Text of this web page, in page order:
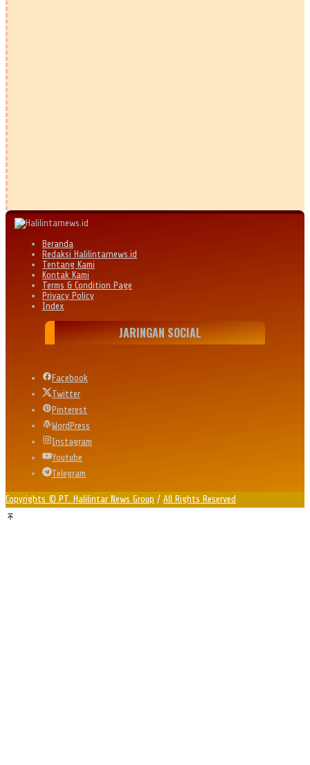
Beranda
Redaksi Halilintarnews.id
Tentang Kami
Kontak Kami
Terms & Condition Page
Privacy Policy
Index
JARINGAN SOCIAL
Facebook
Twitter
Pinterest
WordPress
Instagram
Youtube
Telegram
Copyrights © PT. Halilintar News Group / All Rights Reserved